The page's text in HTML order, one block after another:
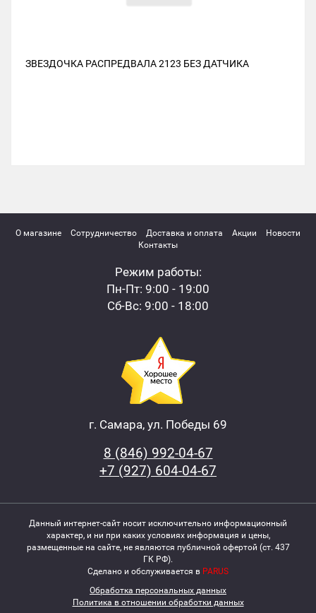
ЗВЕЗДОЧКА РАСПРЕДВАЛА 2123 БЕЗ ДАТЧИКА
О магазине Сотрудничество Доставка и оплата Акции
Новости
Контакты
Режим работы:
Пн-Пт: 9:00 - 19:00
Сб-Вс: 9:00 - 18:00
г. Самара, ул. Победы 69
8 (846) 992-04-67
+7 (927) 604-04-67
Данный интернет-сайт носит исключительно информационный
характер, и ни при каких условиях информация и цены,
размещенные на сайте, не являются публичной офертой (ст. 437
ГК РФ).
Сделано и обслуживается в PARUS
Обработка персональных данных
Политика в отношении обработки данных